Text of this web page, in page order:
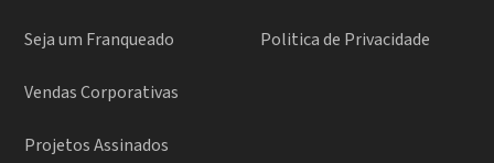
Seja um Franqueado
Vendas Corporativas
Projetos Assinados
Politica de Privacidade